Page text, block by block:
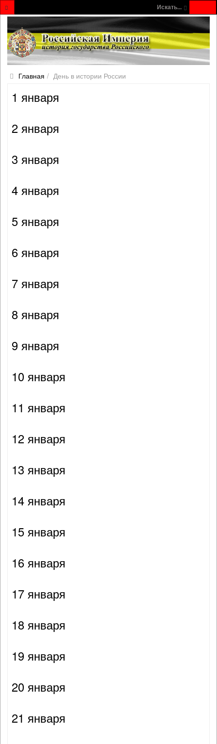
Искать...
Главная День в истории России
1 января
2 января
3 января
4 января
5 января
6 января
7 января
8 января
9 января
10 января
11 января
12 января
13 января
14 января
15 января
16 января
17 января
18 января
19 января
20 января
21 января